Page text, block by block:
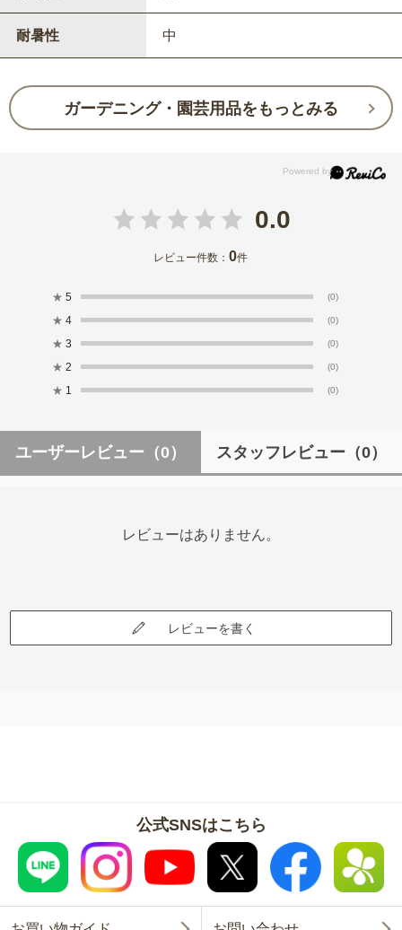
耐暑性 中
ガーデニング・園芸用品をもっとみる
0.0
レビュー件数：0件
★ 5 (0)
★ 4 (0)
★ 3 (0)
★ 2 (0)
★ 1 (0)
ユーザーレビュー （0） スタッフレビュー （0）
レビューはありません。
レビューを書く
公式SNSはこちら